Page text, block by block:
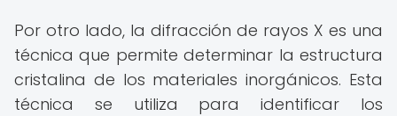
Por otro lado, la difracción de rayos X es una
técnica que permite determinar la estructura
cristalina de los materiales inorgánicos. Esta
técnica se utiliza para identificar los